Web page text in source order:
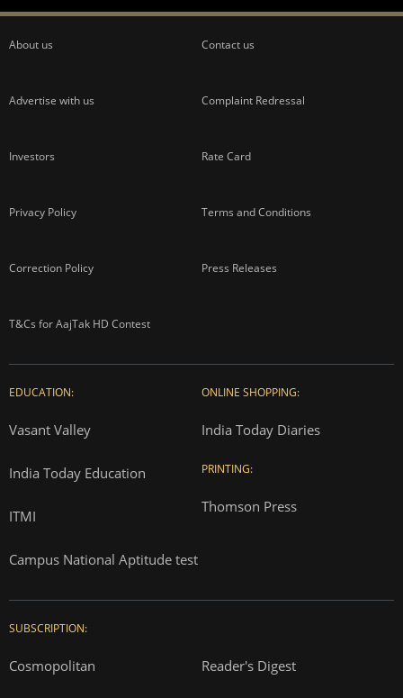
About us Contact us
Advertise with us Complaint Redressal
Investors Rate Card
Privacy Policy Terms and Conditions
Correction Policy Press Releases
T&Cs for AajTak HD Contest
EDUCATION:
Vasant Valley
India Today Education
ITMI
Campus National Aptitude test
ONLINE SHOPPING:
India Today Diaries
PRINTING:
Thomson Press
SUBSCRIPTION:
Cosmopolitan Reader's Digest